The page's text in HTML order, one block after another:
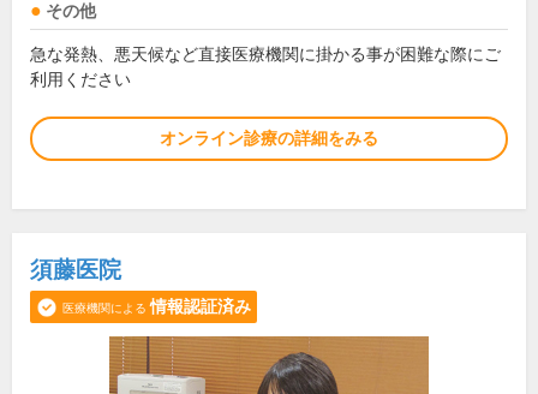
その他
急な発熱、悪天候など直接医療機関に掛かる事が困難な際にご
利用ください
オンライン診療の詳細をみる
須藤医院
医療機関による 情報認証済み